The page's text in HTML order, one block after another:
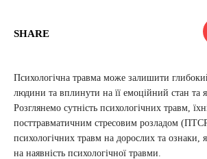
SHARE
Психологічна травма може залишити
людини та вплинути на її емоційний стан та
Розглянемо сутність психологічних травм,
посттравматичним стресовим розладом
психологічних травм на дорослих та ознаки,
на наявність психологічної травми.